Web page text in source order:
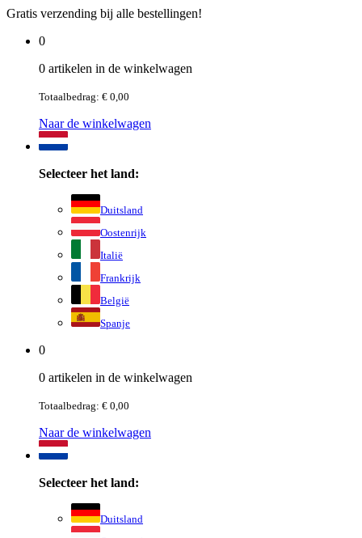
Gratis verzending bij alle bestellingen!
0
0 artikelen in de winkelwagen
Totaalbedrag: € 0,00
Naar de winkelwagen
Selecteer het land:
Duitsland
Oostenrijk
Italië
Frankrijk
België
Spanje
0
0 artikelen in de winkelwagen
Totaalbedrag: € 0,00
Naar de winkelwagen
Selecteer het land:
Duitsland